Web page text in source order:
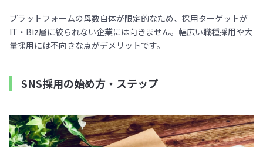
プラットフォームの母数自体が限定的なため、採用ターゲットが
IT・Biz層に絞られない企業には向きません。幅広い職種採用や大
量採用には不向きな点がデメリットです。
SNS採用の始め方・ステップ